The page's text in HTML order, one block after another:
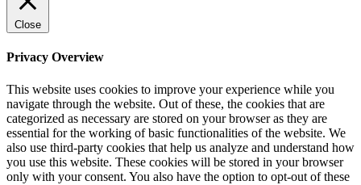
Close
Privacy Overview
This website uses cookies to improve your experience while you
navigate through the website. Out of these, the cookies that are
categorized as necessary are stored on your browser as they are
essential for the working of basic functionalities of the website. We
also use third-party cookies that help us analyze and understand how
you use this website. These cookies will be stored in your browser
only with your consent. You also have the option to opt-out of these